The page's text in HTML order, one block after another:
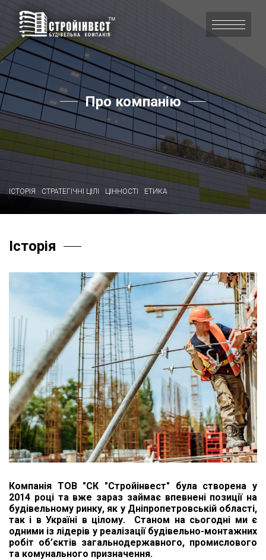
Про компанію
ІСТОРІЯ СТРАТЕГІЧНІ ЦІЛІ ЦІННОСТІ ЕТИКА
Історія
Компанія ТОВ "СК "Стройінвест" була створена у
2014 році та вже зараз займає впевнені позиції на
будівельному ринку, як у Дніпропетровській області,
так і в Україні в цілому. Станом на сьогодні ми є
одними із лідерів у реалізації будівельно-монтажних
робіт об’єктів загальнодержавного, промислового
та комунального призначення.